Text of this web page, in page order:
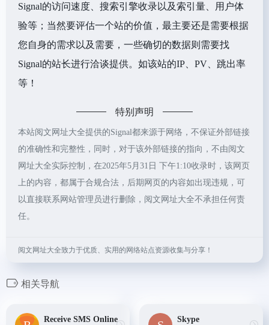
Signal的访问速度、搜索引擎收录以及索引量、用户体
验等；当然要评估一个站的价值，最主要还是需要根据
您自身的需求以及需要，一些确切的数据则需要找
Signal的站长进行洽谈提供。如该站的IP、PV、跳出率
等！
特别声明
本站阅文网址大全提供的Signal都来源于网络，不保证外部链接
的准确性和完整性，同时，对于该外部链接的指向，不由阅文
网址大全实际控制，在2025年5月31日 下午1:10收录时，该网页
上的内容，都属于合规合法，后期网页的内容如出现违规，可
以直接联系网站管理员进行删除，阅文网址大全不承担任何责
任。
阅文网址大全致力于优质、实用的网络站点资源收集与分享！
相关导航
Receive SMS Online Skype